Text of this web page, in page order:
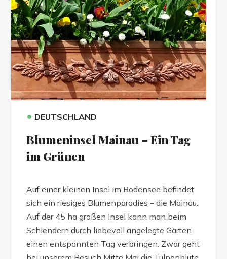
• DEUTSCHLAND
Blumeninsel Mainau – Ein Tag
im Grünen
Auf einer kleinen Insel im Bodensee befindet
sich ein riesiges Blumenparadies – die Mainau.
Auf der 45 ha großen Insel kann man beim
Schlendern durch liebevoll angelegte Gärten
einen entspannten Tag verbringen. Zwar geht